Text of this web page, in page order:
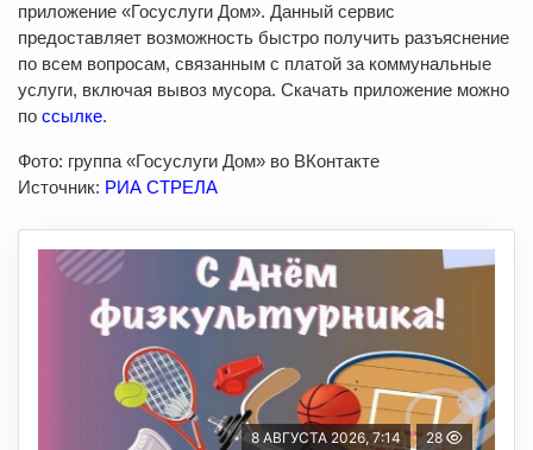
приложение «Госуслуги Дом». Данный сервис
предоставляет возможность быстро получить разъяснение
по всем вопросам, связанным с платой за коммунальные
услуги, включая вывоз мусора. Скачать приложение можно
по ссылке.
Фото: группа «Госуслуги Дом» во ВКонтакте
Источник: РИА СТРЕЛА
8 АВГУСТА 2026, 7:14 28